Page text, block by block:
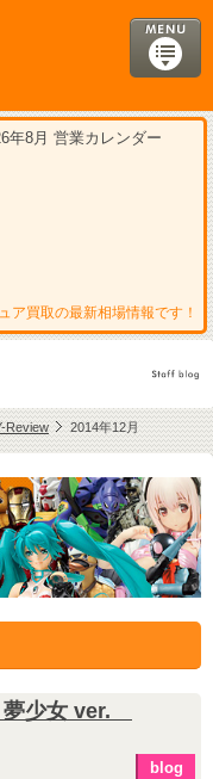
年8月 営業カレンダー
ア買取の最新相場情報です！
Review 2014年12月
少女 ver.
blog